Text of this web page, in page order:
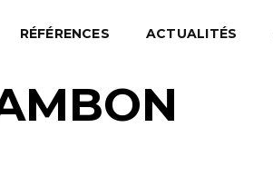
RÉFÉRENCES ACTUALITÉS